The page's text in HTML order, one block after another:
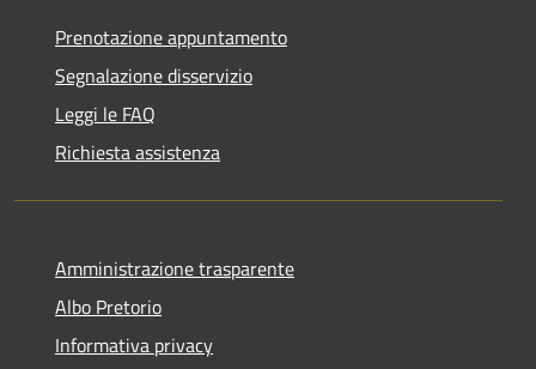
Prenotazione appuntamento
Segnalazione disservizio
Leggi le FAQ
Richiesta assistenza
Amministrazione trasparente
Albo Pretorio
Informativa privacy